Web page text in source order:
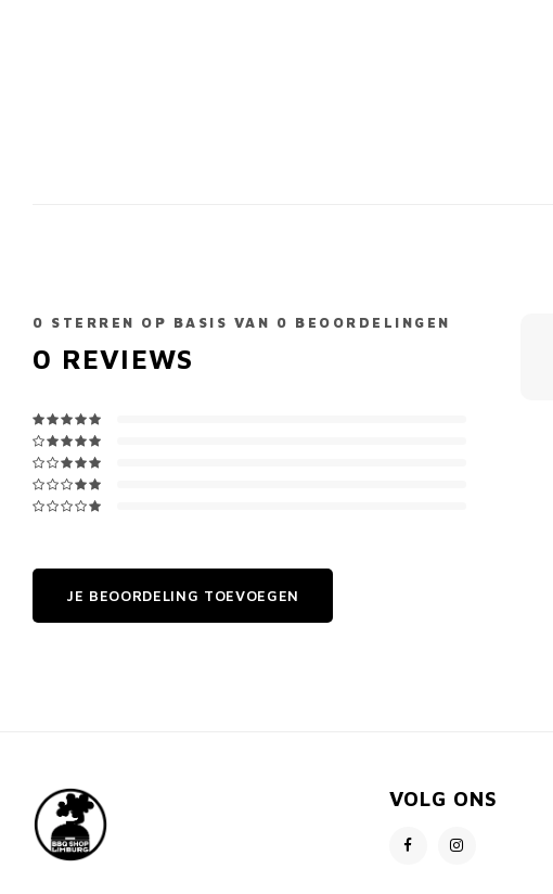
0 STERREN OP BASIS VAN 0 BEOORDELINGEN
0 REVIEWS
JE BEOORDELING TOEVOEGEN
VOLG ONS